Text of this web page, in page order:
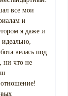
все мои
и
я даже и
идеально,
велась под
ни что не
отношение!